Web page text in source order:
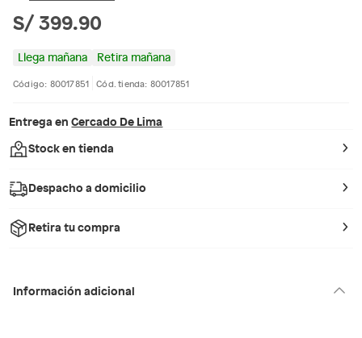
S/ 399.90
Llega mañana Retira mañana
Código: 80017851 Cód. tienda: 80017851
Entrega en Cercado De Lima
Stock en tienda
Despacho a domicilio
Retira tu compra
Información adicional